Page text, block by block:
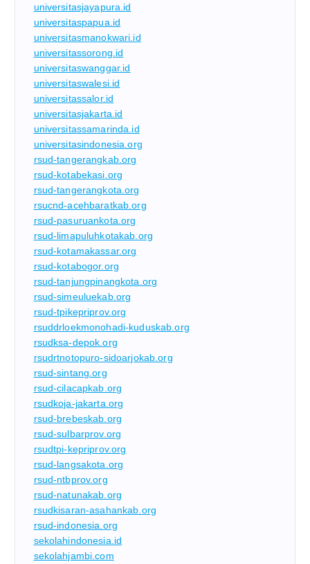
universitasjayapura.id
universitaspapua.id
universitasmanokwari.id
universitassorong.id
universitaswanggar.id
universitaswalesi.id
universitassalor.id
universitasjakarta.id
universitassamarinda.id
universitasindonesia.org
rsud-tangerangkab.org
rsud-kotabekasi.org
rsud-tangerangkota.org
rsucnd-acehbaratkab.org
rsud-pasuruankota.org
rsud-limapuluhkotakab.org
rsud-kotamakassar.org
rsud-kotabogor.org
rsud-tanjungpinangkota.org
rsud-simeuluekab.org
rsud-tpikepriprov.org
rsuddrloekmonohadi-kuduskab.org
rsudksa-depok.org
rsudrtnotopuro-sidoarjokab.org
rsud-sintang.org
rsud-cilacapkab.org
rsudkoja-jakarta.org
rsud-brebeskab.org
rsud-sulbarprov.org
rsudtpi-kepriprov.org
rsud-langsakota.org
rsud-ntbprov.org
rsud-natunakab.org
rsudkisaran-asahankab.org
rsud-indonesia.org
sekolahindonesia.id
sekolahjambi.com